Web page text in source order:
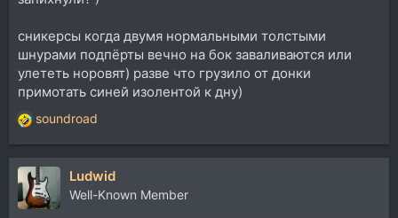
сникерсы когда двумя нормальными толстыми
шнурами подпёрты вечно на бок заваливаются или
улететь норовят) разве что грузило от донки
примотать синей изолентой к дну)
Р
е
а
ц
и
soundroad
Ludwid
Well-Known Member